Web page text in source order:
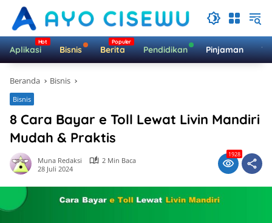
Langsung
konten
Aplikasi Bisnis Berita Pendidikan Pinjaman
Beranda Bisnis
Bisnis
8 Cara Bayar e Toll Lewat Livin Mandiri
Mudah & Praktis
Muna Redaksi
2 Min Baca
28 Juli 2024
1928